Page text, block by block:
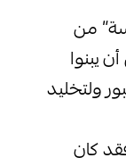
من
يبنوا
ولتخليد
كان